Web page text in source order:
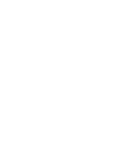
solventes;